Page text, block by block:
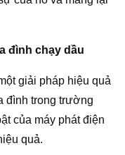
đình chạy dầu
giải pháp hiệu quả
đình trong trường
của máy phát điện
quả.